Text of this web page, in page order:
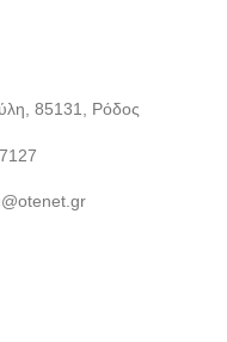
85131, Ρόδος